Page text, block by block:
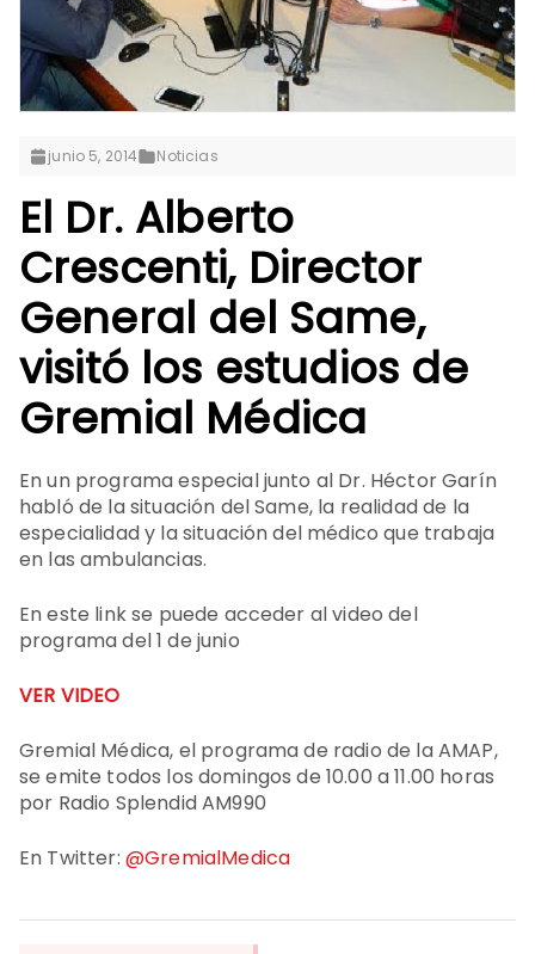
junio 5, 2014 Noticias
El Dr. Alberto
Crescenti, Director
General del Same,
visitó los estudios de
Gremial Médica
En un programa especial junto al Dr. Héctor Garín
habló de la situación del Same, la realidad de la
especialidad y la situación del médico que trabaja
en las ambulancias.
En este link se puede acceder al video del
programa del 1 de junio
VER VIDEO
Gremial Médica, el programa de radio de la AMAP,
se emite todos los domingos de 10.00 a 11.00 horas
por Radio Splendid AM990
En Twitter: @GremialMedica